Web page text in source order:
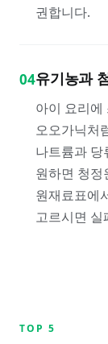
권합니다.
04유기농과
아이 요리에
오오가닉처
나트륨과 당
원하면 청정
원재료표에
고르시면 실
TOP 5